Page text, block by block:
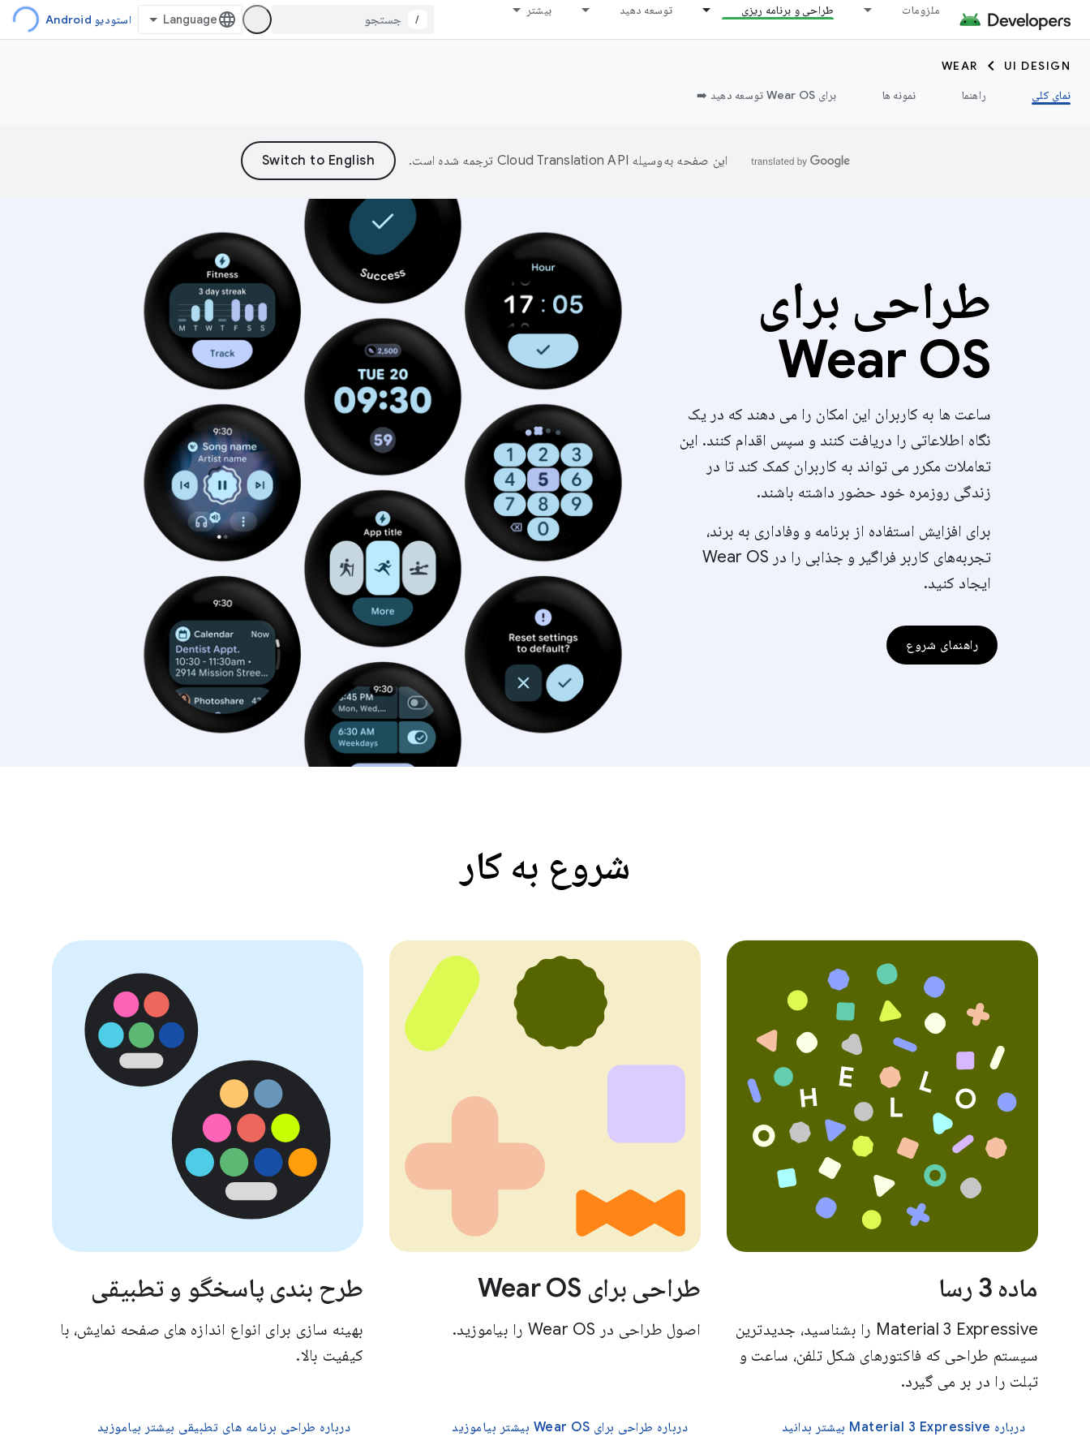
ملزومات طراحی و برنامه ریزی توسعه دهید بیشتر
/ استودیو Android
UI DESIGN
WEAR
نمای کلی
راهنما نمونه ها برای Wear OS توسعه دهید ➡️
این صفحه به‌وسیله ترجمه شده است.
طراحی برای
Wear OS
ساعت ها به کاربران این امکان را می دهند که در یک
نگاه اطلاعاتی را دریافت کنند و سپس اقدام کنند. این
تعاملات مکرر می تواند به کاربران کمک کند تا در
زندگی روزمره خود حضور داشته باشند.
برای افزایش استفاده از برنامه و وفاداری به برند،
تجربه‌های کاربر فراگیر و جذابی را در Wear OS
ایجاد کنید.
راهنمای شروع
شروع به کار
ماده 3 رسا
Material 3 Expressive را بشناسید، جدیدترین
سیستم طراحی که فاکتورهای شکل تلفن، ساعت و
تبلت را در بر می گیرد.
درباره Material 3 Expressive بیشتر بدانید
طراحی برای Wear OS
اصول طراحی در Wear OS را بیاموزید.
درباره طراحی برای Wear OS بیشتر بیاموزید
طرح بندی پاسخگو و تطبیقی
بهینه سازی برای انواع اندازه های صفحه نمایش، با
کیفیت بالا.
درباره طراحی برنامه های تطبیقی ​​بیشتر بیاموزید